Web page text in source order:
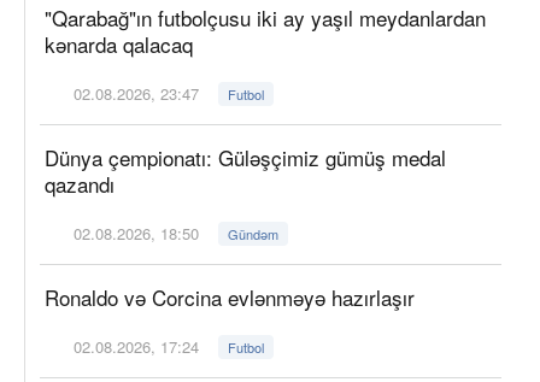
"Qarabağ"ın futbolçusu iki ay yaşıl meydanlardan
kənarda qalacaq
02.08.2026, 23:47 Futbol
Dünya çempionatı: Güləşçimiz gümüş medal
qazandı
02.08.2026, 18:50 Gündəm
Ronaldo və Corcina evlənməyə hazırlaşır
02.08.2026, 17:24 Futbol